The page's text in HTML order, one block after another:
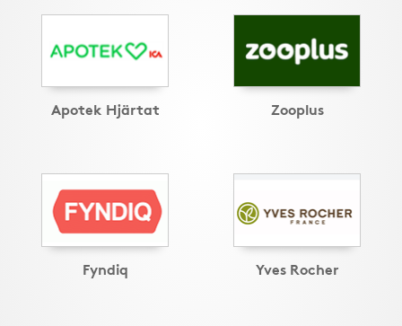
Apotek Hjärtat Zooplus
Fyndiq Yves Rocher